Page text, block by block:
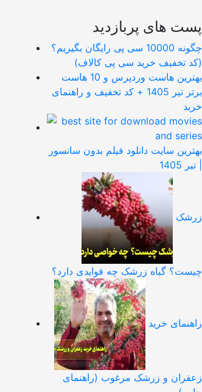
پست های پربازدید
چگونه 10000 سی پی رایگان بگیریم؟
(کد تخفیف خرید سی پی کالاف)
بهترین هاست وردپرس و 10 هاست
برتر تیر 1405 + کد تخفیف و راهنمای
خرید
بهترین سایت دانلود فیلم بدون سانسور
| تیر 1405
زرشک
چیست؟ گیاه زرشک چه فوایدی دارد؟
راهنمای خرید
زعفران و زرشک مرغوب (راهنمای